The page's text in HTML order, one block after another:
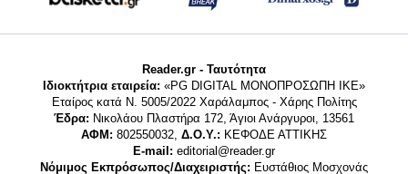
Reader.gr - Ταυτότητα
Ιδιοκτήτρια εταιρεία: «PG DIGITAL MONΟΠΡΟΣΩΠΗ ΙΚΕ»
Εταίρος κατά Ν. 5005/2022 Χαράλαμπος - Χάρης Πολίτης
Έδρα: Νικολάου Πλαστήρα 172, Άγιοι Ανάργυροι, 13561
ΑΦΜ: 802550032, Δ.Ο.Υ.: ΚΕΦΟΔΕ ΑΤΤΙΚΗΣ
E-mail: editorial@reader.gr
Νόμιμος Εκπρόσωπος/Διαχειριστής: Ευστάθιος Μοσχονάς